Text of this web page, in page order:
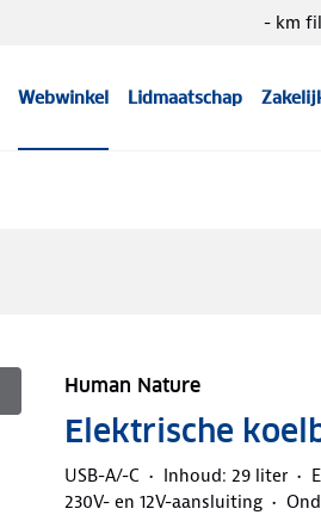
Webwinkel Lidmaatschap
- km
Human Nature
Elektrische
USB-A/-C Inhoud: 29 liter
230V- en 12V-aansluiting